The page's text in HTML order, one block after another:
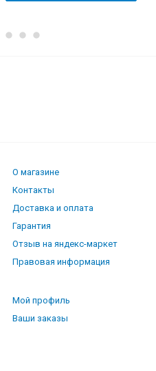
О магазине
Контакты
Доставка и оплата
Гарантия
Отзыв на яндекс-маркет
Правовая информация
Мой профиль
Ваши заказы